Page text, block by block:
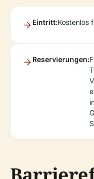
Eintritt:Kostenlos
Reservierungen: